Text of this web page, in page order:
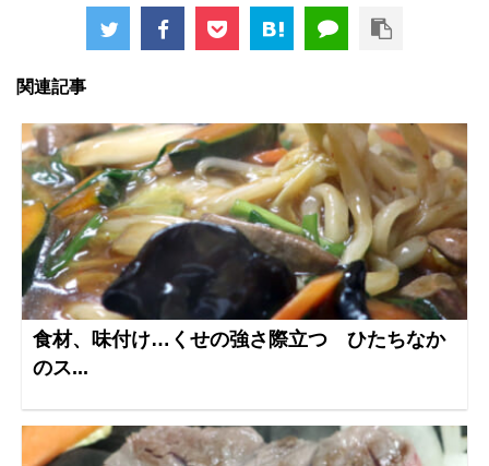
関連記事
食材、味付け…くせの強さ際立つ ひたちなか
のス...